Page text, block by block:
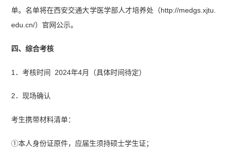
单。名单将在西安交通大学医学部人才培养处（http://medgs.xjtu.
edu.cn/）官网公示。
四、综合考核
1．考核时间 2024年4月（具体时间待定）
2．现场确认
考生携带材料清单：
①本人身份证原件，应届生须持硕士学生证；